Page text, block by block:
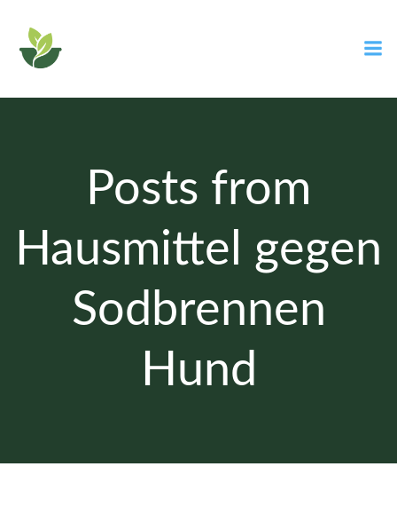
Posts from
Hausmittel gegen
Sodbrennen
Hund